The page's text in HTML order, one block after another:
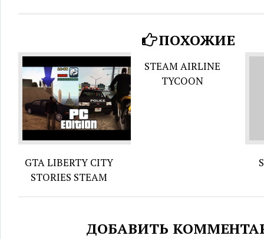
ПОХОЖИЕ
GTA LIBERTY CITY
STORIES STEAM
STEAM AIRLINE
TYCOON
ДОБАВИТЬ